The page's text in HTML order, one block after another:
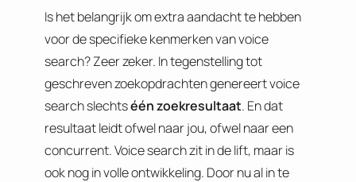
Is het belangrijk om extra aandacht te hebben
voor de specifieke kenmerken van voice
search? Zeer zeker. In tegenstelling tot
geschreven zoekopdrachten genereert voice
search slechtséén zoekresultaat. En dat
resultaat leidt ofwel naar jou, ofwel naar een
concurrent. Voice search zit in de lift, maar is
ook nog in volle ontwikkeling. Door nu al in te